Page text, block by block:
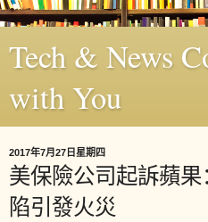
Tech & News
with You
2017年7月27日星期四
美保險公司起訴蘋果
陷引發火災